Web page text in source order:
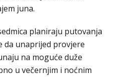
juna.
planiraju putovanja
da unaprijed provjere
na moguće duže
u večernjim i noćnim